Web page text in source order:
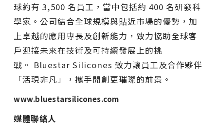
球約有 3,500 名員工，當中包括約 400 名研發科
學家。公司結合全球規模與貼近市場的優勢，加
上卓越的應用專長及創新能力，致力協助全球客
戶迎接未來在技術及可持續發展上的挑
戰。 Bluestar Silicones 致力讓員工及合作夥伴
「活現非凡」，攜手開創更璀璨的前景。
www.bluestarsilicones.com
媒體聯絡人